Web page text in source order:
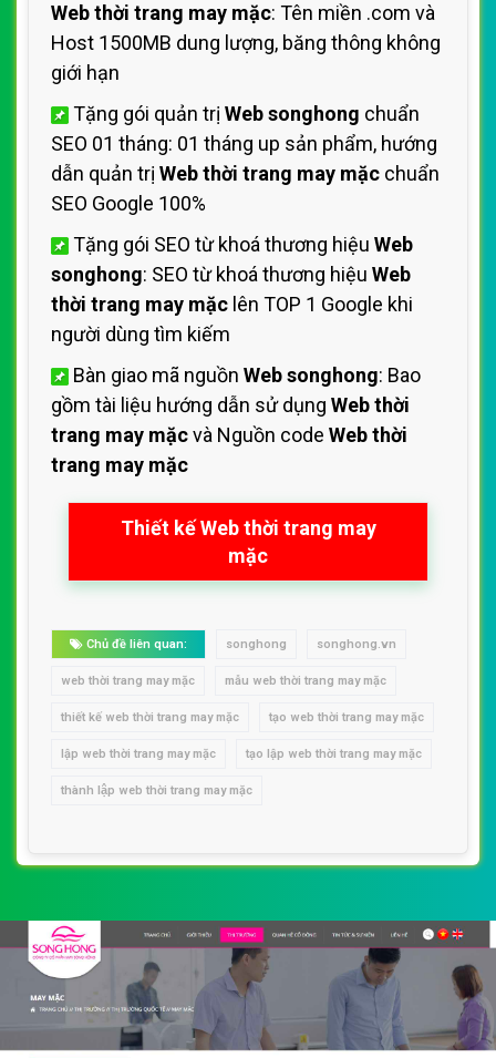
Web thời trang may mặc: Tên miền .com và
Host 1500MB dung lượng, băng thông không
giới hạn
Tặng gói quản trị Web songhong chuẩn
SEO 01 tháng: 01 tháng up sản phẩm, hướng
dẫn quản trị Web thời trang may mặc chuẩn
SEO Google 100%
Tặng gói SEO từ khoá thương hiệu Web
songhong: SEO từ khoá thương hiệu Web
thời trang may mặc lên TOP 1 Google khi
người dùng tìm kiếm
Bàn giao mã nguồn Web songhong: Bao
gồm tài liệu hướng dẫn sử dụng Web thời
trang may mặcvà Nguồn code Web thời
trang may mặc
Thiết kế Web thời trang may
mặc
Chủ đề liên quan: songhong songhong.vn
web thời trang may mặc mẫu web thời trang may mặc
thiết kế web thời trang may mặc tạo web thời trang may mặc
lập web thời trang may mặc tạo lập web thời trang may mặc
thành lập web thời trang may mặc